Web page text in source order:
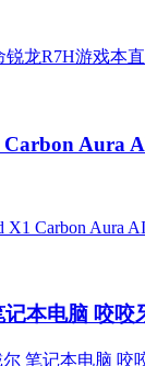
Aura
本电脑 咬咬